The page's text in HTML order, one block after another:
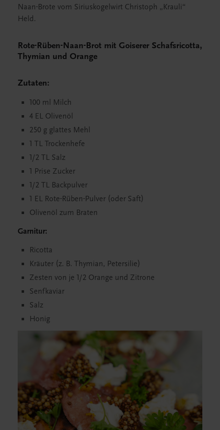
Naan-Brote vom Siriuskogelwirt Christoph „Krauli“
Held.
Rote-Rüben-Naan-Brot mit Goiserer Schafsricotta,
Thymian und Orange
Zutaten:
100 ml Milch
4 EL Olivenöl
250 g glattes Mehl
1 TL Trockenhefe
1/2 TL Salz
1 Prise Zucker
1/2 TL Backpulver
1 EL Rote-Rüben-Pulver (oder Saft)
Olivenöl zum Braten
Garnitur:
Ricotta
Kräuter (z. B. Thymian, Petersilie)
Zesten von je 1/2 Orange und Zitrone
Senfkaviar
Salz
Honig